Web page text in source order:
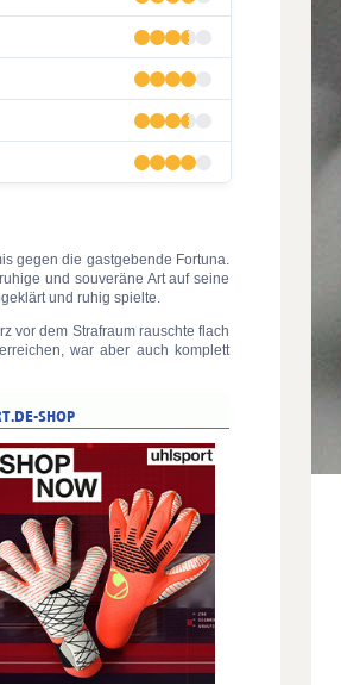
gegen die gastgebende Fortuna.
und souveräne Art auf seine
und ruhig spielte.
vor dem Strafraum rauschte flach
war aber auch komplett